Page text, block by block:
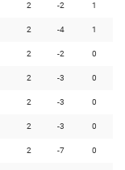
2 -2 1
2 -4 1
2 -2 0
2 -3 0
2 -3 0
2 -3 0
2 -7 0